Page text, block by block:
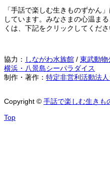
「手話で楽しむ生きものずかん
しています。みなさまの心温ま
くは、下記をクリックしてくださ
協力： しながわ水族館 / 東武動物
横浜・八景島シーパラダイス
制作・著作： 特定非営利活動法
Copyright © 手話で楽しむ生きも
Top